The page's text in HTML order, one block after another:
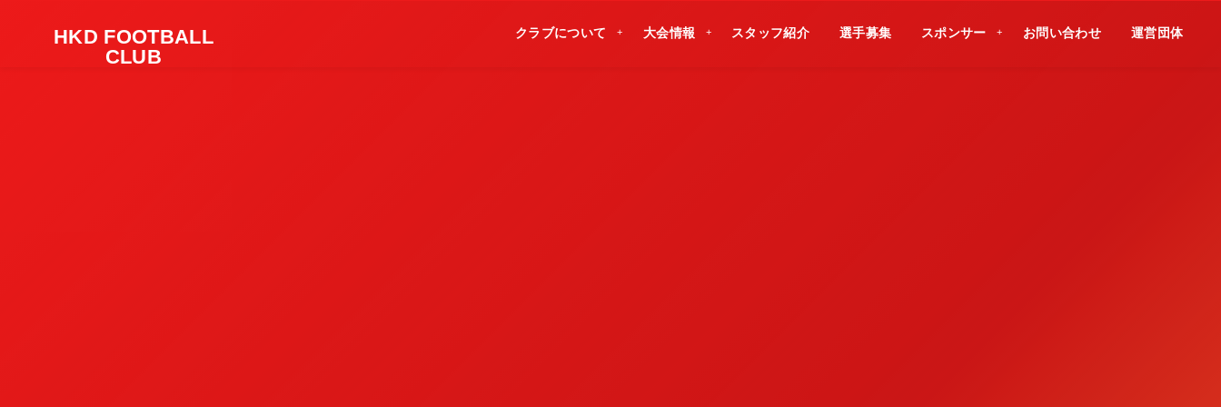
HKD FOOTBALL
CLUB
クラブについて 大会情報 スタッフ紹介 選手募集 スポンサー お問い合わせ 運営団体